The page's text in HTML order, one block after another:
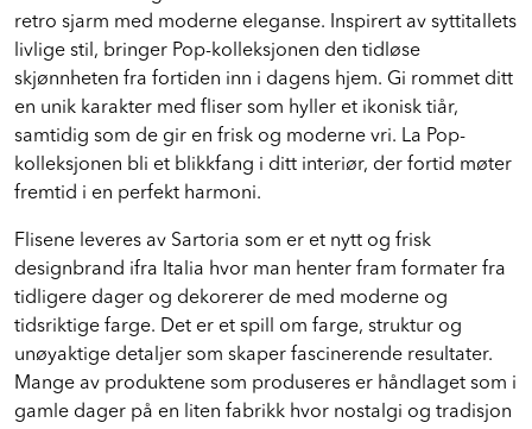
retro sjarm med moderne eleganse. Inspirert av syttitallets
livlige stil, bringer Pop-kolleksjonen den tidløse
skjønnheten fra fortiden inn i dagens hjem. Gi rommet ditt
en unik karakter med fliser som hyller et ikonisk tiår,
samtidig som de gir en frisk og moderne vri. La Pop-
kolleksjonen bli et blikkfang i ditt interiør, der fortid møter
fremtid i en perfekt harmoni.
Flisene leveres av Sartoria som er et nytt og frisk
designbrand ifra Italia hvor man henter fram formater fra
tidligere dager og dekorerer de med moderne og
tidsriktige farge. Det er et spill om farge, struktur og
unøyaktige detaljer som skaper fascinerende resultater.
Mange av produktene som produseres er håndlaget som i
gamle dager på en liten fabrikk hvor nostalgi og tradisjon